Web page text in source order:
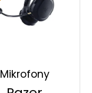
Mikrofony